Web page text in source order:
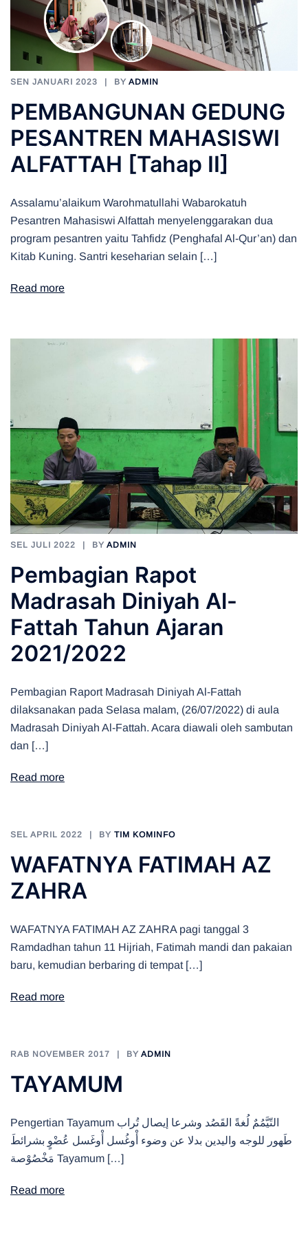
SEN JANUARI 2023 BY ADMIN
PEMBANGUNAN GEDUNG
PESANTREN MAHASISWI
ALFATTAH [Tahap II]
Assalamu’alaikum Warohmatullahi Wabarokatuh
Pesantren Mahasiswi Alfattah menyelenggarakan dua
program pesantren yaitu Tahfidz (Penghafal Al-Qur’an) dan
Kitab Kuning. Santri keseharian selain […]
Read more
SEL JULI 2022 BY ADMIN
Pembagian Rapot
Madrasah Diniyah Al-
Fattah Tahun Ajaran
2021/2022
Pembagian Raport Madrasah Diniyah Al-Fattah
dilaksanakan pada Selasa malam, (26/07/2022) di aula
Madrasah Diniyah Al-Fattah. Acara diawali oleh sambutan
dan […]
Read more
SEL APRIL 2022 BY TIM KOMINFO
WAFATNYA FATIMAH AZ
ZAHRA
WAFATNYA FATIMAH AZ ZAHRA pagi tanggal 3
Ramdadhan tahun 11 Hijriah, Fatimah mandi dan pakaian
baru, kemudian berbaring di tempat […]
Read more
RAB NOVEMBER 2017 BY ADMIN
TAYAMUM
Pengertian Tayamum التّيَّمُمٌ لُغةً القَصُد وشرعا إيصال تُراب
طَهور للوجه واليدين بدلا عن وضوء أْوغُسل أْوغَسل عُضْوٍ بشرائطَ
مَخْصُوْصة Tayamum […]
Read more